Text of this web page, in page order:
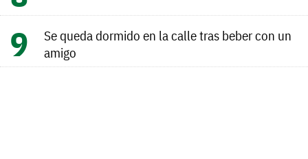
Se queda dormido en la calle tras beber con un
amigo